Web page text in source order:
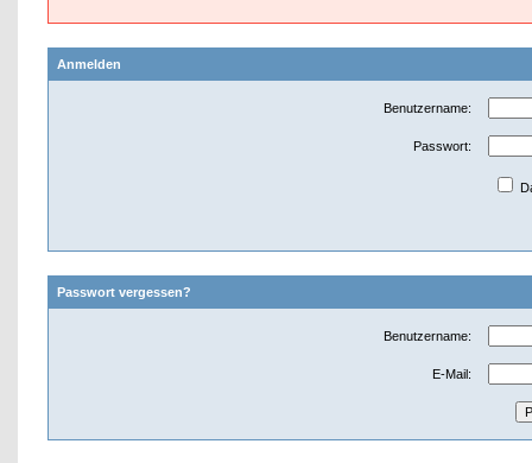
Anmelden
Benutzername:
Passwort:
Passwort vergessen?
Benutzername:
E-Mail: